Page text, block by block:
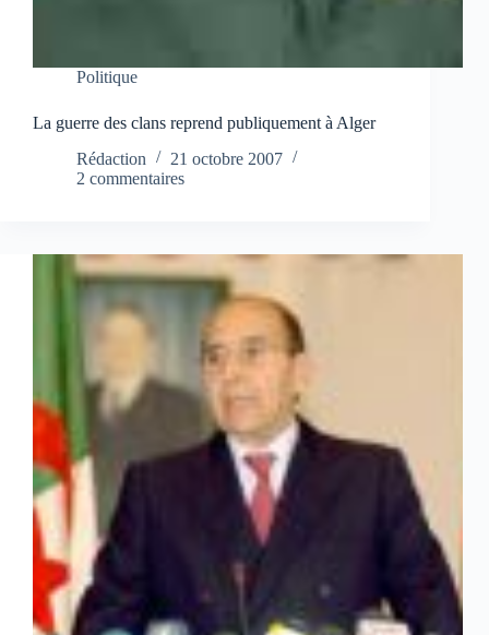
Politique
La guerre des clans reprend publiquement à Alger
Rédaction
21 octobre 2007
2 commentaires